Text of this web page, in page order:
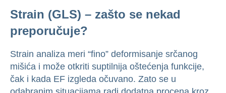
Strain (GLS) – zašto se nekad
preporučuje?
Strain analiza meri “fino” deformisanje srčanog
mišića i može otkriti suptilnija oštećenja funkcije,
čak i kada EF izgleda očuvano. Zato se u